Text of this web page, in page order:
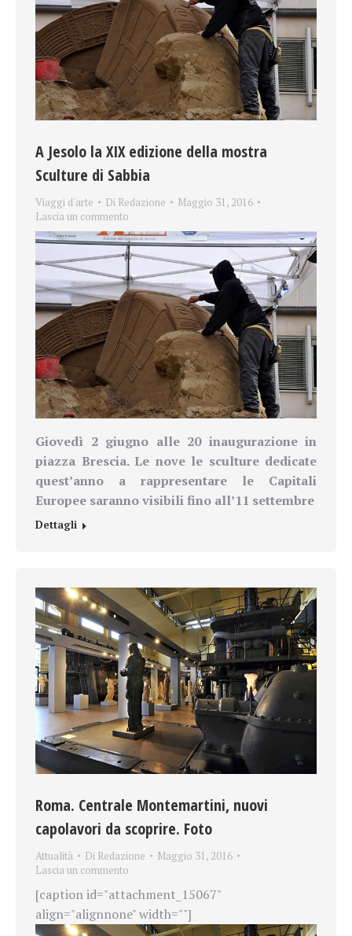
A Jesolo la XIX edizione della mostra
Sculture di Sabbia
Viaggi d'arte Di Redazione
Maggio 31, 2016
Lascia un commento
Giovedì 2 giugno alle 20 inaugurazione in
piazza Brescia. Le nove le sculture dedicate
quest’anno a rappresentare le Capitali
Europee saranno visibili fino all’11 settembre
Dettagli
Roma. Centrale Montemartini, nuovi
capolavori da scoprire. Foto
Attualità Di Redazione
Maggio 31, 2016
Lascia un commento
[caption id="attachment_15067"
align="alignnone" width=""]